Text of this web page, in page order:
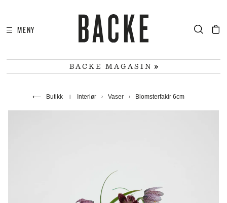
MENY
BACKE MAGASIN
⟵ Butikk Interiør Vaser Blomsterfakir 6cm